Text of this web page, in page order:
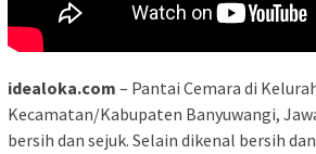
idealoka.com – Pantai Cemara di
Kecamatan/Kabupaten Banyuwangi,
bersih dan sejuk. Selain dikenal bersih